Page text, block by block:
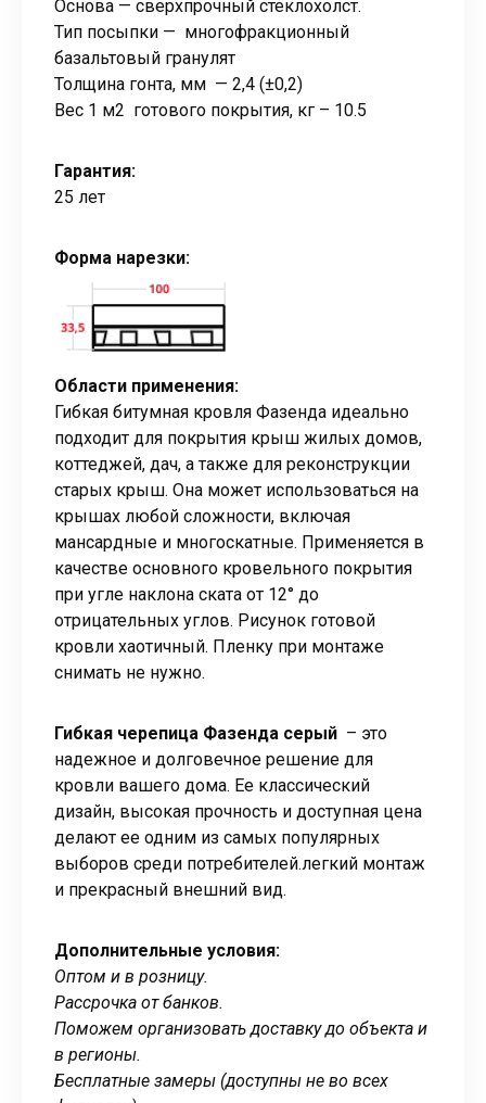
Основа — сверхпрочный стеклохолст.
Тип посыпки — многофракционный
базальтовый гранулят
Толщина гонта, мм — 2,4 (±0,2)
Вес 1 м2 готового покрытия, кг – 10.5
Гарантия:
25 лет
Форма нарезки:
Области применения:
Гибкая битумная кровля Фазенда идеально
подходит для покрытия крыш жилых домов,
коттеджей, дач, а также для реконструкции
старых крыш. Она может использоваться на
крышах любой сложности, включая
мансардные и многоскатные. Применяется в
качестве основного кровельного покрытия
при угле наклона ската от 12° до
отрицательных углов. Рисунок готовой
кровли хаотичный. Пленку при монтаже
снимать не нужно.
Гибкая черепица Фазенда серый – это
надежное и долговечное решение для
кровли вашего дома. Ее классический
дизайн, высокая прочность и доступная цена
делают ее одним из самых популярных
выборов среди потребителей.легкий монтаж
и прекрасный внешний вид.
Дополнительные условия:
Оптом и в розницу.
Рассрочка от банков.
Поможем организовать доставку до объекта и
в регионы.
Бесплатные замеры (доступны не во всех